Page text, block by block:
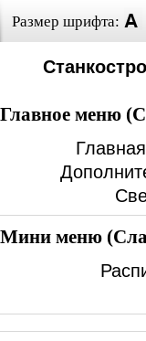
Размер шрифта:
Главное меню
Главная
Мини меню